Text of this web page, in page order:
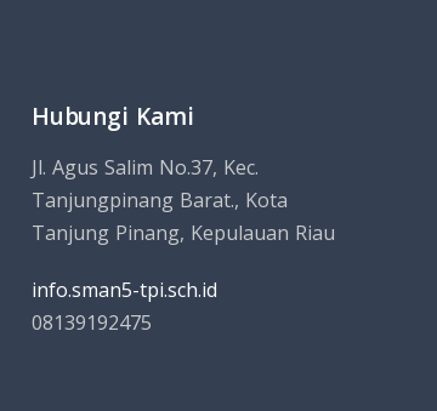
Hubungi Kami
Jl. Agus Salim No.37, Kec.
Tanjungpinang Barat., Kota
Tanjung Pinang, Kepulauan Riau
info.sman5-tpi.sch.id
08139192475